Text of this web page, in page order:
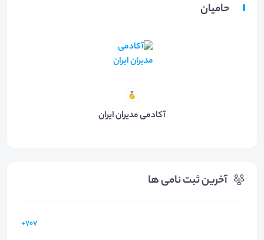
آخرین ثبت نامی ها
707+
حامیان
آکادمی مدیران ایران